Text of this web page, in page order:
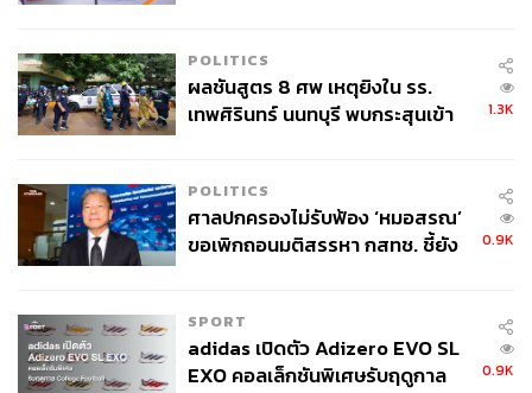
POLITICS
ผลชันสูตร 8 ศพ เหตุยิงใน รร.
เทพศิรินทร์ นนทบุรี พบกระสุนเข้า
1.3K
POLITICS
ศาลปกครองไม่รับฟ้อง ‘หมอสรณ’
ขอเพิกถอนมติสรรหา กสทช. ชี้ยัง
0.9K
SPORT
adidas เปิดตัว Adizero EVO SL
EXO คอลเล็กชันพิเศษรับฤดูกาล
0.9K